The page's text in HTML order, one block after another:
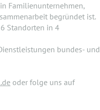
Familienunternehmen,
begründet ist.
Standorten in 4
bundes- und
oder folge uns auf